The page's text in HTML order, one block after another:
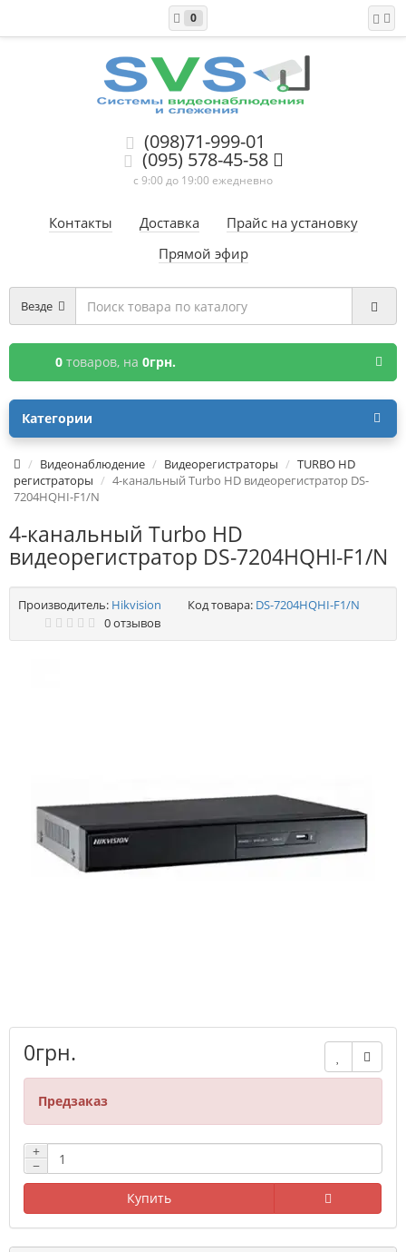
0
(098)71-999-01
(095) 578-45-58
с 9:00 до 19:00 ежедневно
Контакты Доставка
Прайс на установку
Прямой эфир
Везде
0 товаров, на 0грн.
Категории
Видеонаблюдение Видеорегистраторы
TURBO HD
регистраторы
4-канальный Turbo HD видеорегистратор DS-
7204HQHI-F1/N
4-канальный Turbo HD
видеорегистратор DS-7204HQHI-F1/N
Производитель: Hikvision Код товара: DS-7204HQHI-F1/N
0 отзывов
0грн.
Предзаказ
+
−
Купить